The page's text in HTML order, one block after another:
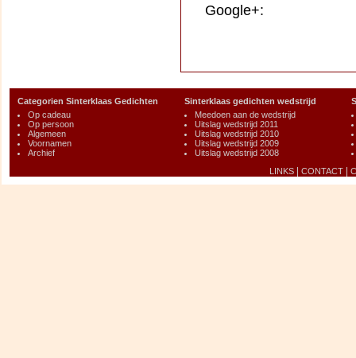
Google+:
Categorien Sinterklaas Gedichten
Op cadeau
Op persoon
Algemeen
Voornamen
Archief
Sinterklaas gedichten wedstrijd
Meedoen aan de wedstrijd
Uitslag wedstrijd 2011
Uitslag wedstrijd 2010
Uitslag wedstrijd 2009
Uitslag wedstrijd 2008
LINKS| CONTACT|